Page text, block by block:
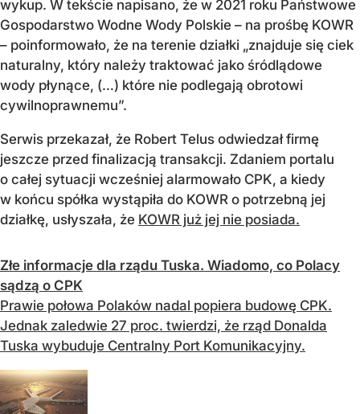
wykup. W tekście napisano, że w 2021 roku Państwowe
Gospodarstwo Wodne Wody Polskie – na prośbę KOWR
– poinformowało, że na terenie działki „znajduje się ciek
naturalny, który należy traktować jako śródlądowe
wody płynące, (…) które nie podlegają obrotowi
cywilnoprawnemu”.
Serwis przekazał, że Robert Telus odwiedzał firmę
jeszcze przed finalizacją transakcji. Zdaniem portalu
o całej sytuacji wcześniej alarmowało CPK, a kiedy
w końcu spółka wystąpiła do KOWR o potrzebną jej
działkę, usłyszała, że KOWR już jej nie posiada.
Złe informacje dla rządu Tuska. Wiadomo, co Polacy
sądzą o CPK
Prawie połowa Polaków nadal popiera budowę CPK.
Jednak zaledwie 27 proc. twierdzi, że rząd Donalda
Tuska wybuduje Centralny Port Komunikacyjny.